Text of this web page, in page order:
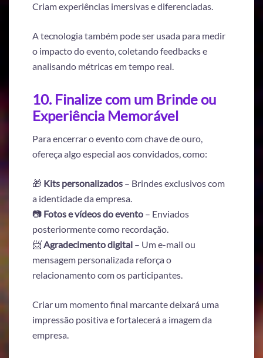
Criam experiências imersivas e diferenciadas.
A tecnologia também pode ser usada para medir
o impacto do evento, coletando feedbacks e
analisando métricas em tempo real.
10. Finalize com um Brinde ou
Experiência Memorável
Para encerrar o evento com chave de ouro,
ofereça algo especial aos convidados, como:
🎁 Kits personalizados – Brindes exclusivos com
a identidade da empresa.
📷 Fotos e vídeos do evento – Enviados
posteriormente como recordação.
📨Agradecimento digital – Um e-mail ou
mensagem personalizada reforça o
relacionamento com os participantes.
Criar um momento final marcante deixará uma
impressão positiva e fortalecerá a imagem da
empresa.